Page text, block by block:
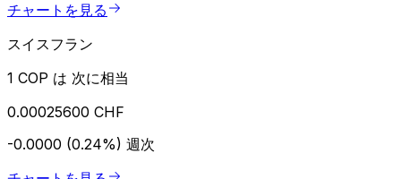
チャートを見る
スイスフラン
1 COP は 次に相当
0.00025600 CHF
-0.0000 (0.24%) 週次